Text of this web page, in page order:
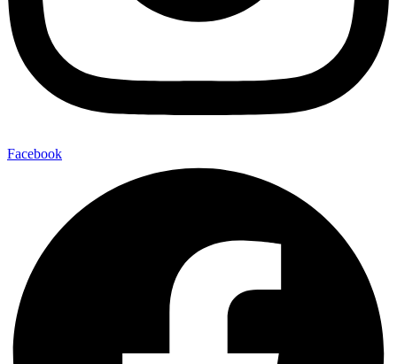
Facebook